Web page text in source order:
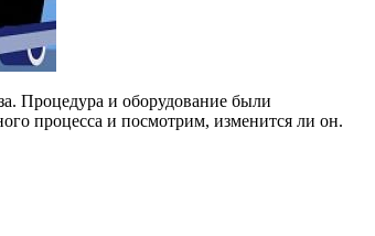
Процедура и оборудование были
процесса и посмотрим, изменится ли он.